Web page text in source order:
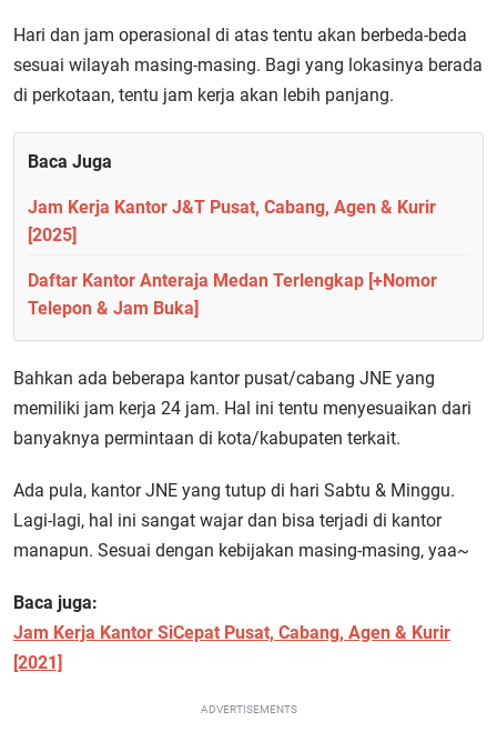
Hari dan jam operasional di atas tentu akan berbeda-beda
sesuai wilayah masing-masing. Bagi yang lokasinya berada
di perkotaan, tentu jam kerja akan lebih panjang.
Baca Juga
Jam Kerja Kantor J&T Pusat, Cabang, Agen & Kurir
[2025]
Daftar Kantor Anteraja Medan Terlengkap [+Nomor
Telepon & Jam Buka]
Bahkan ada beberapa kantor pusat/cabang JNE yang
memiliki jam kerja 24 jam. Hal ini tentu menyesuaikan dari
banyaknya permintaan di kota/kabupaten terkait.
Ada pula, kantor JNE yang tutup di hari Sabtu & Minggu.
Lagi-lagi, hal ini sangat wajar dan bisa terjadi di kantor
manapun. Sesuai dengan kebijakan masing-masing, yaa~
Baca juga:
Jam Kerja Kantor SiCepat Pusat, Cabang, Agen & Kurir
[2021]
ADVERTISEMENTS